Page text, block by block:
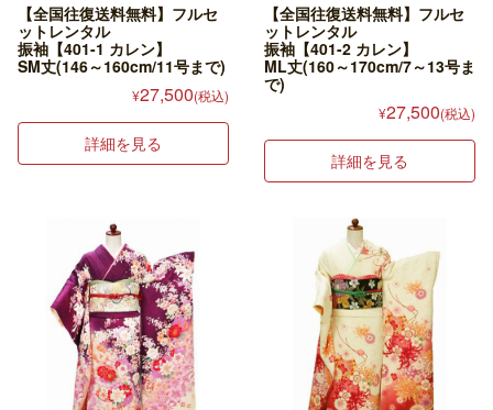
【全国往復送料無料】フルセ
ットレンタル
振袖【401-1 カレン】
SM丈(146～160cm/11号まで)
¥27,500(税込)
詳細を見る
【全国往復送料無料】フルセ
ットレンタル
振袖【401-2 カレン】
ML丈(160～170cm/7～13号ま
で)
¥27,500(税込)
詳細を見る